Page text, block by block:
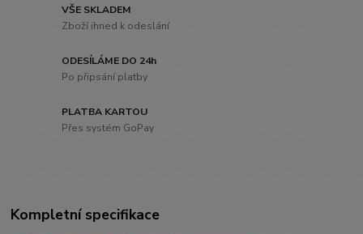
VŠE SKLADEM
Zboží ihned k odeslání
ODESÍLÁME DO 24h
Po připsání platby
PLATBA KARTOU
Přes systém GoPay
Kompletní specifikace